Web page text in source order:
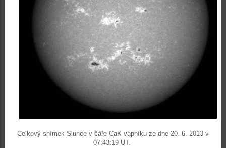
Celkový snímek Slunce v čáře CaK vápníku ze dne 20. 6. 2013 v
07:43:19 UT.